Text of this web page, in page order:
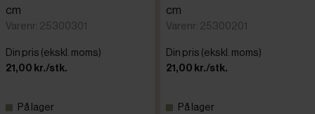
cm
Varenr: 25300301
Din pris (ekskl. moms)
21,00 kr./stk.
På lager
cm
Varenr: 25300201
Din pris (ekskl. moms)
21,00 kr./stk.
På lager